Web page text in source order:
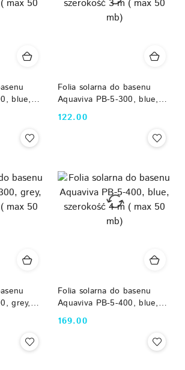
blue,
50
Folia solarna do basenu
Aquaviva PB-5-300, blue,
szerokość 3 m ( max 50
mb)
Cena:
122.00
grey,
50
Folia solarna do basenu
Aquaviva PB-5-400, blue,
szerokość 4 m ( max 50
mb)
Cena:
169.00